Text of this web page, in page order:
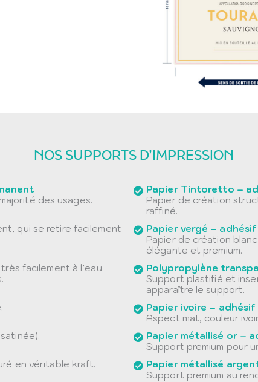
NOS SUPPORTS D’IMPRESSION
des usages.
qui se retire facilement
facilement à l’eau
en véritable kraft.
Papier Tintoretto –
Papier de création
raffiné.
Papier vergé –
Papier de création
élégante et premium.
Polypropylène
Support plastifié et
apparaître le support.
Papier ivoire –
Aspect mat, couleur
Papier métallisé or –
Support premium pour
Papier métallisé
Support premium au